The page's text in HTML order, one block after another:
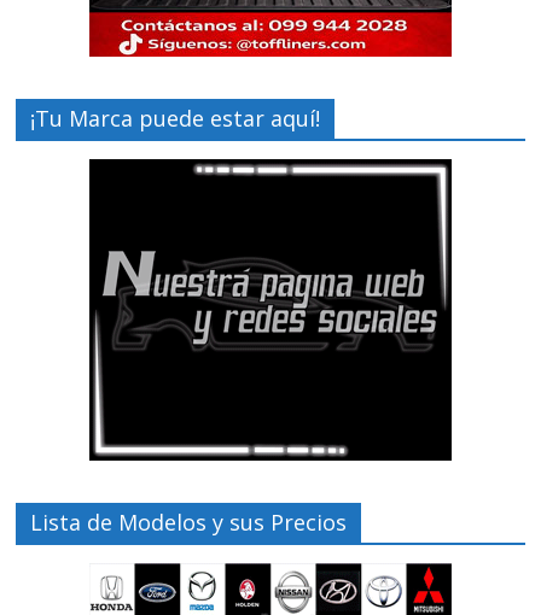
¡Tu Marca puede estar aquí!
Lista de Modelos y sus Precios